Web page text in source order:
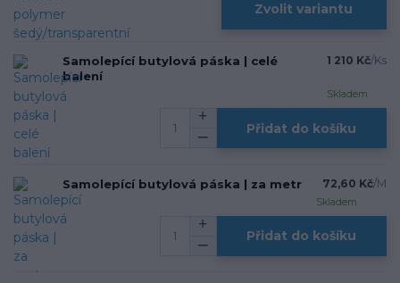
Zvolit variantu
Samolepící butylová páska | celé
balení
1 210 Kč/Ks
Skladem
Přidat do košíku
Samolepící butylová páska | za metr 72,60 Kč/M
Skladem
Přidat do košíku